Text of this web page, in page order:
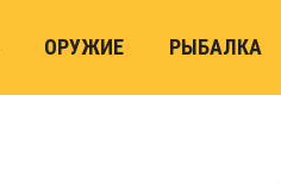
ОРУЖИЕ РЫБАЛКА